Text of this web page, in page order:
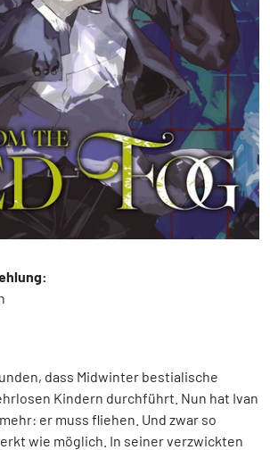
dass Midwinter bestialische
Kindern durchführt. Nun hat Ivan
er muss fliehen. Und zwar so
wie möglich. In seiner verzwickten